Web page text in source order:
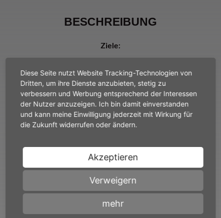
BESCHREIBUNG
Ziele:
HESSEN­METALL ist dem unternehmerischen Erfolg der
Metall- und Elektro-Unter­nehmen in Hessen verpflichtet.
Mit einem angepassten Flächentarifvertrag sichern wir den
Betriebsfrieden und garantieren Unter­nehmen eine feste
Kalkulationsgrundlage sowie störungsfreie Produktion.
den Tarifverträgen – TV Standortsicherung (Pforzheimer
Modell), Variationen bei Einmalzahlungen, Verschiebbarkeit
von Entgelterhöhungen - ermöglichen wir unseren
Mitgliedsbetrieben individuelle Anpassungen und
unternehmerische Spielräume. Mit einem Team erfahrener
Juristen übernehmen wir für unsere Mitglieder die
Diese Seite nutzt Website Tracking-Technologien von
Dritten, um ihre Dienste anzubieten, stetig zu
verbessern und Werbung entsprechend der Interessen
der Nutzer anzuzeigen. Ich bin damit einverstanden
und kann meine Einwilligung jederzeit mit Wirkung für
die Zukunft widerrufen oder ändern.
Akzeptieren
Verweigern
mehr